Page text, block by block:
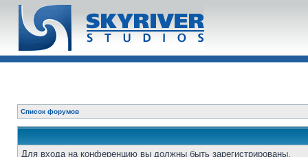
Список форумов
Для входа на конференцию вы должны быть зарегистрированы.